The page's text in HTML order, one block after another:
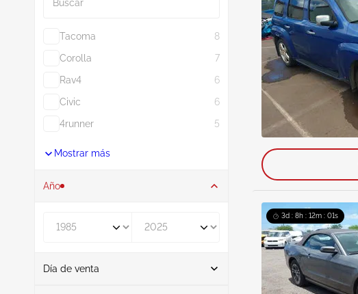
Tacoma
8
Corolla
7
Rav4
6
Civic
6
4runner
5
Mostrar más
Año
Día de venta
3d : 8h : 12m : 00s